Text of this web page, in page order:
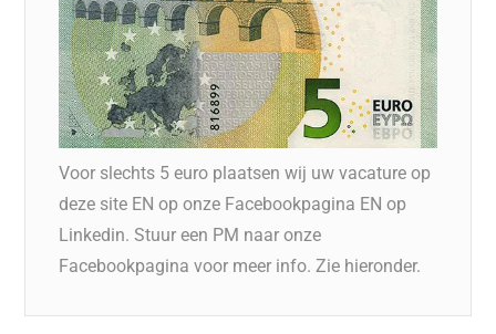
Voor slechts 5 euro plaatsen wij uw vacature op
deze site EN op onze Facebookpagina EN op
Linkedin. Stuur een PM naar onze
Facebookpagina voor meer info. Zie hieronder.